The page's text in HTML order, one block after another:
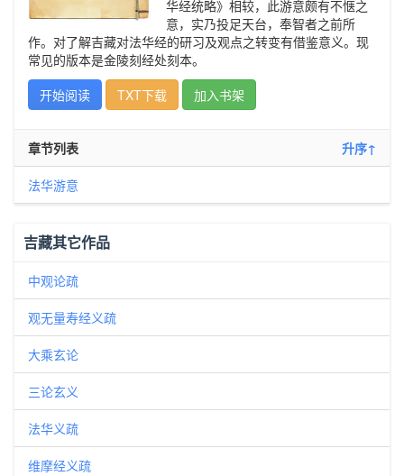
华经统略》相较，此游意颇有不惬之
意，实乃投足天台，奉智者之前所
作。对了解吉藏对法华经的研习及观点之转变有借鉴意义。现
常见的版本是金陵刻经处刻本。
开始阅读
TXT下载 加入书架
章节列表 升序↑
法华游意
吉藏其它作品
中观论疏
观无量寿经义疏
大乘玄论
三论玄义
法华义疏
维摩经义疏